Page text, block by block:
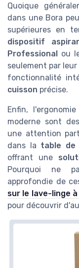
Quoique
dans une Bora
supérieures en
dispositif
Professional ou
seulement par
fonctionnalité
cuisson précise.
Enfin,
moderne sont
une attention
dans la table de
offrant une
Pourquoi ne
approfondie de
sur le lave-linge à
pour découvrir